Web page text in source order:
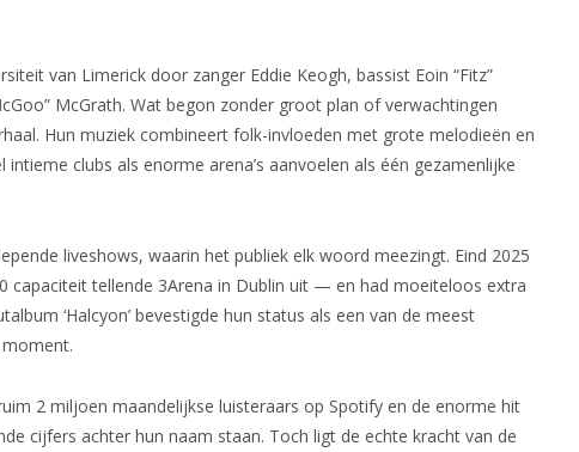
van Limerick door zanger Eddie Keogh, bassist Eoin “Fitz”
McGrath. Wat begon zonder groot plan of verwachtingen
Hun muziek combineert folk-invloeden met grote melodieën en
clubs als enorme arena’s aanvoelen als één gezamenlijke
liveshows, waarin het publiek elk woord meezingt. Eind 2025
capaciteit tellende 3Arena in Dublin uit — en had moeiteloos extra
‘Halcyon’ bevestigde hun status als een van de meest
2 miljoen maandelijkse luisteraars op Spotify en de enorme hit
cijfers achter hun naam staan. Toch ligt de echte kracht van de